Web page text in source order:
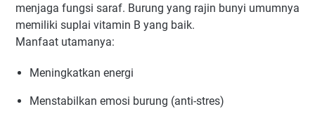
menjaga fungsi saraf. Burung yang rajin bunyi umumnya
memiliki suplai vitamin B yang baik.
Manfaat utamanya:
Meningkatkan energi
Menstabilkan emosi burung (anti-stres)